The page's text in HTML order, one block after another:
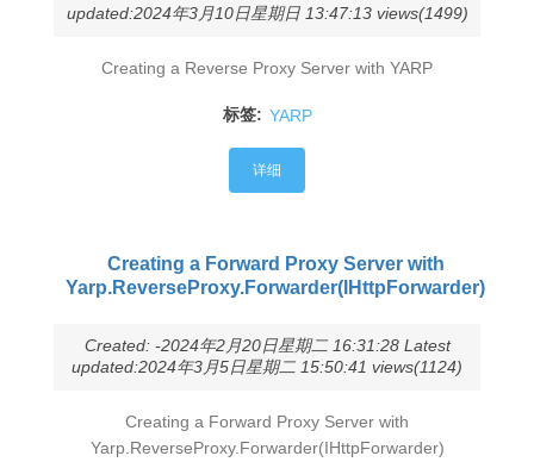
updated:2024年3月10日星期日 13:47:13 views(1499)
Creating a Reverse Proxy Server with YARP
标签: YARP
详细
Creating a Forward Proxy Server with
Yarp.ReverseProxy.Forwarder(IHttpForwarder)
Created: -2024年2月20日星期二 16:31:28 Latest
updated:2024年3月5日星期二 15:50:41 views(1124)
Creating a Forward Proxy Server with
Yarp.ReverseProxy.Forwarder(IHttpForwarder)